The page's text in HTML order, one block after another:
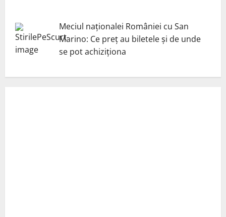
Meciul naționalei României cu San
Marino: Ce preț au biletele și de unde
se pot achiziționa